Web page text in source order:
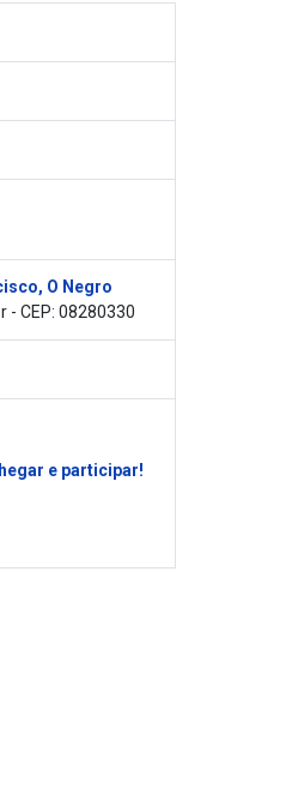
O Negro
- CEP: 08280330
e participar!